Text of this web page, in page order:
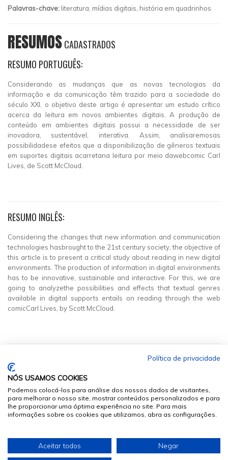
Palavras-chave: literatura, mídias digitais, história em quadrinhos
RESUMOSCADASTRADOS
RESUMO PORTUGUÊS:
Considerando as mudanças que as novas tecnologias da
informação e da comunicação têm trazido para a sociedade do
século XXI, o objetivo deste artigo é apresentar um estudo crítico
acerca da leitura em novos ambientes digitais. A produção de
conteúdo em ambientes digitais possui a necessidade de ser
inovadora, sustentável, interativa. Assim, analisaremosas
possibilidadese efeitos que a disponibilização de gêneros textuais
em suportes digitais acarretana leitura por meio dawebcomic Carl
Lives, de Scott McCloud.
RESUMO INGLÊS:
Considering the changes that new information and communication
technologies hasbrought to the 21st century society, the objective of
this article is to present a critical study about reading in new digital
environments. The production of information in digital environments
has to be innovative, sustainable and interactive. For this, we are
going to analyzethe possibilities and effects that textual genres
available in digital supports entails on reading through the web
comicCarl Lives, by Scott McCloud.
© 2026 Sumários.org
. Todos os Direitos Reservados
Desenvolvido por
Política de privacidade
NÓS USAMOS COOKIES
Podemos colocá-los para análise dos nossos dados de visitantes,
para melhorar o nosso site, mostrar conteúdos personalizados e para
lhe proporcionar uma óptima experiência no site. Para mais
informações sobre os cookies que utilizamos, abra as configurações.
Aceitar todos Negar